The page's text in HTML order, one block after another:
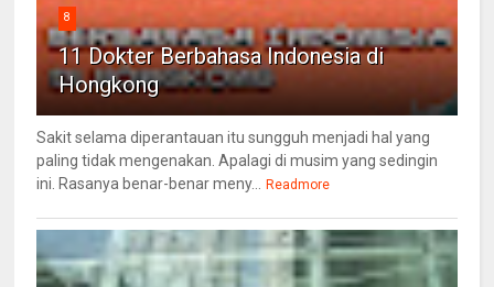
8
11 Dokter Berbahasa Indonesia di
Hongkong
Sakit selama diperantauan itu sungguh menjadi hal yang
paling tidak mengenakan. Apalagi di musim yang sedingin
ini. Rasanya benar-benar meny... Readmore